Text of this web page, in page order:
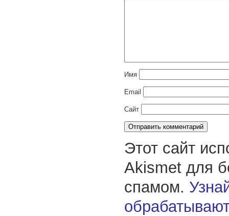
Имя
Email
Сайт
Этот сайт
Akismet для
спамом.